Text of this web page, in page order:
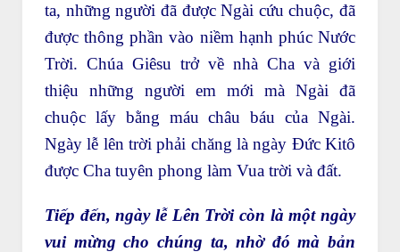
ta, những người đã được Ngài cứu chuộc, đã
được thông phần vào niềm hạnh phúc Nước
Trời. Chúa Giêsu trở về nhà Cha và giới
thiệu những người em mới mà Ngài đã
chuộc lấy bằng máu châu báu của Ngài.
Ngày lễ lên trời phải chăng là ngày Đức Kitô
được Cha tuyên phong làm Vua trời và đất.
Tiếp đến, ngày lễ Lên Trời còn là một ngày
vui mừng cho chúng ta, nhờ đó mà bản